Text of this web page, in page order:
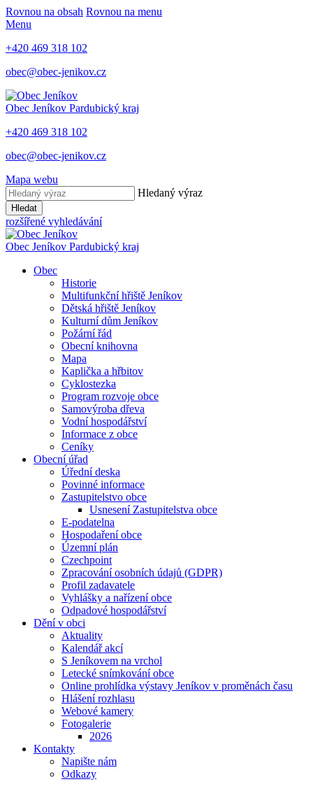
Rovnou na obsah Rovnou na menu
Menu
+420 469 318 102
obec@obec-jenikov.cz
Obec Jeníkov Pardubický kraj
+420 469 318 102
obec@obec-jenikov.cz
Mapa webu
Hledaný výraz
Hledat
rozšířené vyhledávání
Obec Jeníkov Pardubický kraj
Obec
Historie
Multifunkční hřiště Jeníkov
Dětská hřiště Jeníkov
Kulturní dům Jeníkov
Požární řád
Obecní knihovna
Mapa
Kaplička a hřbitov
Cyklostezka
Program rozvoje obce
Samovýroba dřeva
Vodní hospodářství
Informace z obce
Ceníky
Obecní úřad
Úřední deska
Povinné informace
Zastupitelstvo obce
Usnesení Zastupitelstva obce
E-podatelna
Hospodaření obce
Územní plán
Czechpoint
Zpracování osobních údajů (GDPR)
Profil zadavatele
Vyhlášky a nařízení obce
Odpadové hospodářství
Dění v obci
Aktuality
Kalendář akcí
S Jeníkovem na vrchol
Letecké snímkování obce
Online prohlídka výstavy Jeníkov v proměnách času
Hlášení rozhlasu
Webové kamery
Fotogalerie
2026
Kontakty
Napište nám
Odkazy